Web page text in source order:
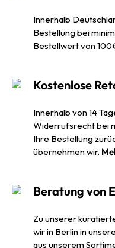
Innerhalb
Bestellung bei
Bestellwert von
Kostenlose
Innerhalb von 14
Widerrufsrecht bei
Ihre Bestellung
übernehmen wir.
Beratung von
Zu unserer
wir in Berlin in
aus unserem